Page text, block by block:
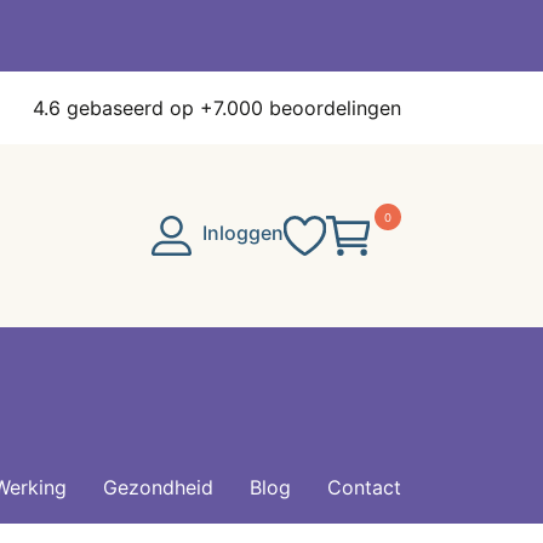
4.6 gebaseerd op +7.000 beoordelingen
Inloggen
0
Gezondheid Blog Contact